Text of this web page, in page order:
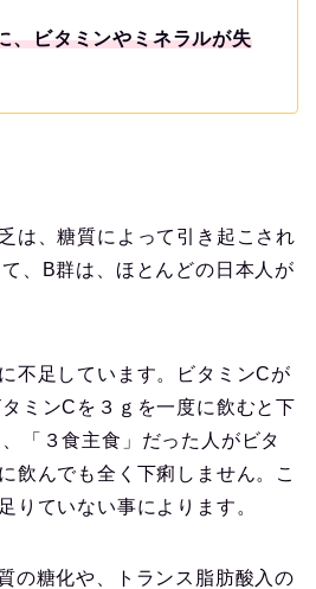
、ビタミンやミネラルが失
は、糖質によって引き起こされ
、B群は、ほとんどの日本人が
不足しています。ビタミンCが
ミンCを３ｇを一度に飲むと下
「３食主食」だった人がビタ
飲んでも全く下痢しません。こ
りていない事によります。
の糖化や、トランス脂肪酸入の